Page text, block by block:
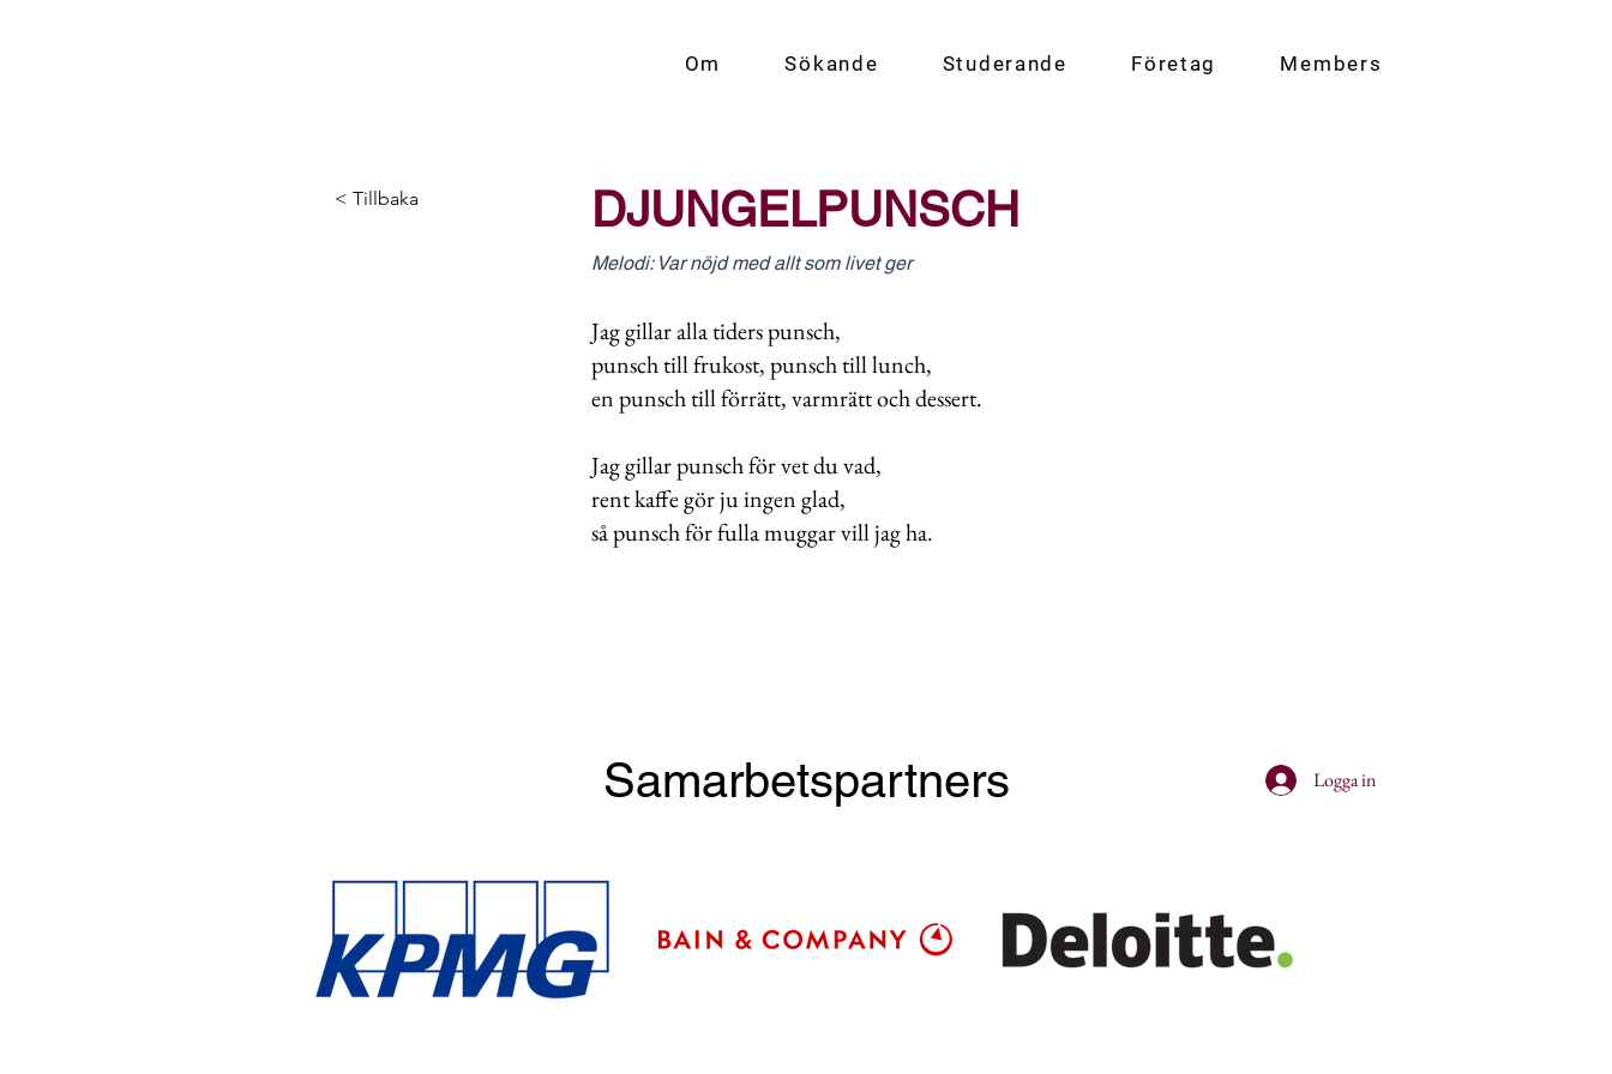
Om Sökande Studerande Företag Members
< Tillbaka DJUNGELPUNSCH
Melodi: Var nöjd med allt som livet ger
Jag gillar alla tiders punsch,
punsch till frukost, punsch till lunch,
en punsch till förrätt, varmrätt och dessert.
Jag gillar punsch för vet du vad,
rent kaffe gör ju ingen glad,
så punsch för fulla muggar vill jag ha.
Samarbetspartners Logga in